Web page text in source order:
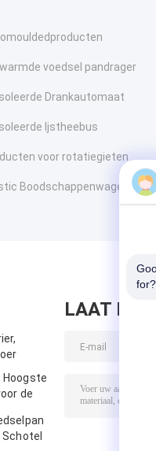
voedsel pandrager
Drankautomaat
Ijstheebus
voor rotatiegieten
Boodschappenwagentje
Hoogste
de
LAAT
for?